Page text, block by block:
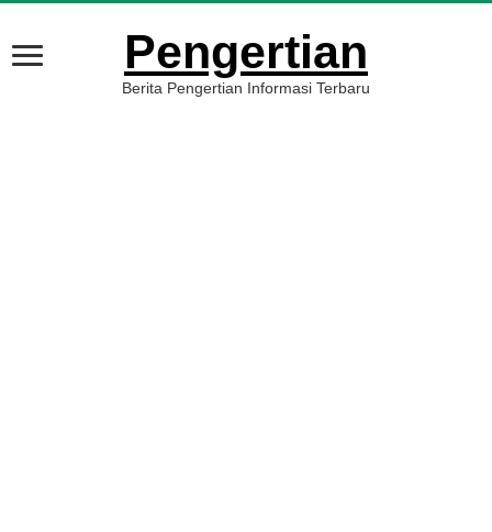
Pengertian
Berita Pengertian Informasi Terbaru